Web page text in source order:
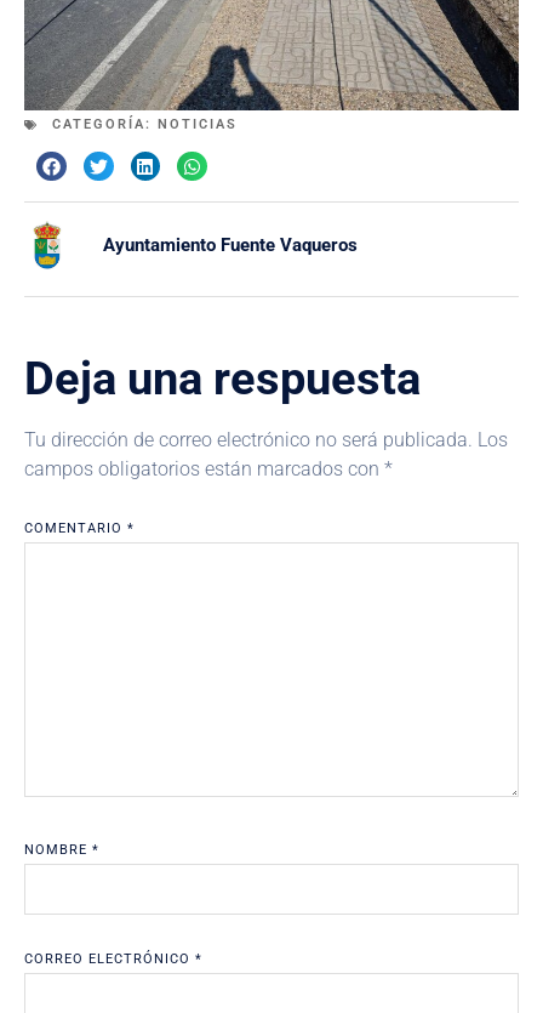
CATEGORÍA: NOTICIAS
Ayuntamiento Fuente Vaqueros
Deja una respuesta
Tu dirección de correo electrónico no será publicada. Los
campos obligatorios están marcados con *
COMENTARIO *
NOMBRE *
CORREO ELECTRÓNICO *